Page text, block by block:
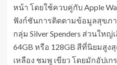
หน้า โดยใช้ควบคู่กับ Apple
ฟังก์ชันการติดตามข้อมูลสุขภ
กลุ่ม Silver Spenders ส่วนใหญ่
64GB หรือ 128GB สีที่นิยมสูง
เหลือง ชมพู เขียว โดยมักอัปเ